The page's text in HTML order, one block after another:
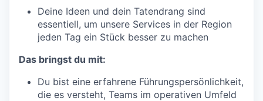
Deine Ideen und dein Tatendrang sind
essentiell, um unsere Services in der Region
jeden Tag ein Stück besser zu machen
Das bringst du mit:
Du bist eine erfahrene Führungspersönlichkeit,
die es versteht, Teams im operativen Umfeld